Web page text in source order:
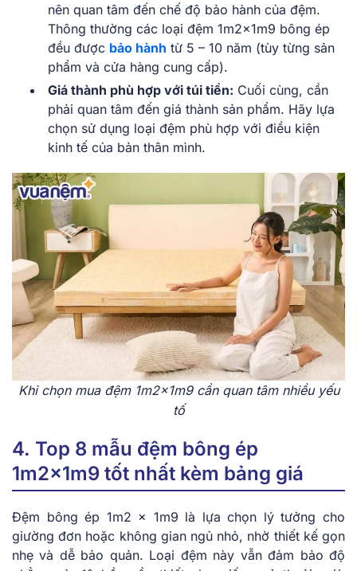
nên quan tâm đến chế độ bảo hành của đệm.
Thông thường các loại đệm 1m2x1m9 bông ép
đều được bảo hành từ 5 – 10 năm (tùy từng sản
phẩm và cửa hàng cung cấp).
Giá thành phù hợp với túi tiền: Cuối cùng, cần
phải quan tâm đến giá thành sản phẩm. Hãy lựa
chọn sử dụng loại đệm phù hợp với điều kiện
kinh tế của bản thân mình.
Khi chọn mua đệm 1m2x1m9 cần quan tâm nhiều yếu
tố
4. Top 8 mẫu đệm bông ép
1m2x1m9 tốt nhất kèm bảng giá
Đệm bông ép 1m2 x 1m9 là lựa chọn lý tưởng cho
giường đơn hoặc không gian ngủ nhỏ, nhờ thiết kế gọn
nhẹ và dễ bảo quản. Loại đệm này vẫn đảm bảo độ